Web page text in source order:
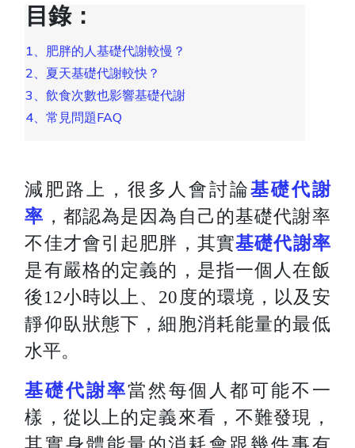
目錄：
1、肥胖的人基礎代謝較慢？
2、夏天基礎代謝較快？
3、飲食次數也影響基礎代謝
4、常見問題FAQ
減肥路上，很多人會討論基礎代謝
率 ，都認為是因為自己的基礎代謝率
不佳才會引起肥胖， 其實基礎代謝率
是有嚴格的定義的，是指一個人在飯
後12小時以上、20度的環境， 以及安
靜仰臥狀態下，細胞消耗能量的最低
水平。
基礎代謝率當然每個人都可能不一
樣，從以上的定義來看，不難發現，